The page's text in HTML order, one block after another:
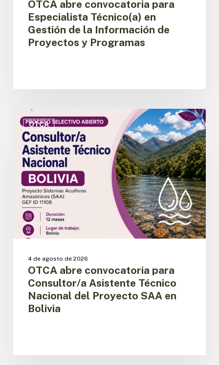
OTCA abre convocatoria para
Especialista Técnico(a) en
Gestión de la Información de
Proyectos y Programas
OTCA
OTCA
abre
convocatoria
para
Consultor/a
Asistente
Técnico
Nacional
del
Proyecto
SAA
4 de agosto de 2026
OTCA abre convocatoria para
Consultor/a Asistente Técnico
Nacional del Proyecto SAA en
Bolivia